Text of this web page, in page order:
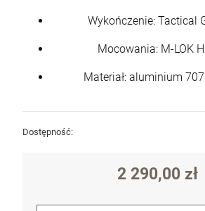
Wykończenie: Tactical
Mocowania: M-LOK
Materiał: aluminium
Dostępność:
2 290,00 zł